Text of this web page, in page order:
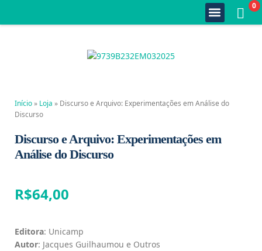
0
Início» Loja » Discurso e Arquivo: Experimentações em Análise do
Discurso
Discurso e Arquivo: Experimentações em
Análise do Discurso
R$64,00
Editora: Unicamp
Autor: Jacques Guilhaumou e Outros